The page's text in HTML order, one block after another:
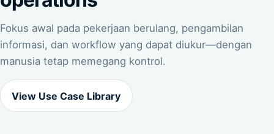
Fokus awal pada pekerjaan berulang, pengambilan
informasi, dan workflow yang dapat diukur—dengan
manusia tetap memegang kontrol.
View Use Case Library